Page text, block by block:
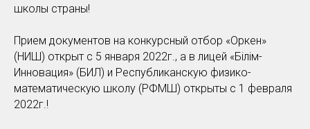
школы страны!
Прием документов на конкурсный отбор «Оркен»
(НИШ) открыт с 5 января 2022г., а в лицей «Білім-
Инновация» (БИЛ) и Республиканскую физико-
математическую школу (РФМШ) открыты с 1 февраля
2022г.!